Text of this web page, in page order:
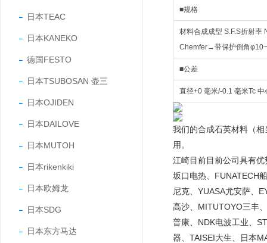
日本TEAC
日本KANEKO
德国FESTO
日本TSUBOSAN 壶三
日本OJIDEN
日本DAILOVE
日本MUTOH
日本rikenkiki
日本欧姆龙
日本SDG
日本东方马达
■规格
材料合成成型 S.F.S折射
Chemfer→带保护倒角
■公差
直径+0 毫米/-0.1 毫米Tc
我们的合成石英材料（
用。
江崎目前目前公司具有
坂口电热、FUNATECH
尼克、YUASA尤安萨、
高沙、MITUTOYO三丰
普康、NDK电波工业、
器、TAISEI大生、日本